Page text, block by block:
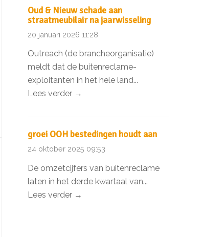
Oud & Nieuw schade aan
straatmeubilair na jaarwisseling
20 januari 2026 11:28
Outreach (de brancheorganisatie)
meldt dat de buitenreclame-
exploitanten in het hele land...
Lees verder →
groei OOH bestedingen houdt aan
24 oktober 2025 09:53
De omzetcijfers van buitenreclame
laten in het derde kwartaal van...
Lees verder →